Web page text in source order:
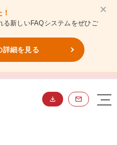
る新しいFAQシステムをぜひご
詳細を見る
×